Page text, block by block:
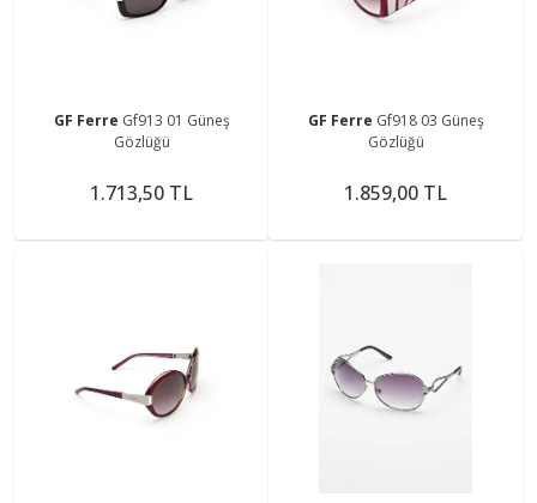
GF Ferre Gf913 01 Güneş
Gözlüğü
1.713,50 TL
GF Ferre Gf918 03 Güneş
Gözlüğü
1.859,00 TL